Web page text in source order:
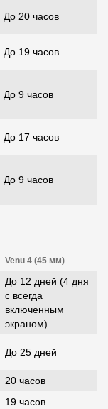
До 20 часов
До 19 часов
До 9 часов
До 17 часов
До 9 часов
Venu 4 (45 мм)
До 12 дней (4 дня
с всегда
включенным
экраном)
До 25 дней
20 часов
19 часов